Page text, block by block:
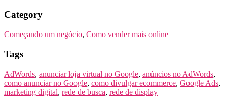
Category
Começando um negócio, Como vender mais online
Tags
AdWords, anunciar loja virtual no Google, anúncios no AdWords,
como anunciar no Google, como divulgar ecommerce, Google Ads,
marketing digital, rede de busca, rede de display